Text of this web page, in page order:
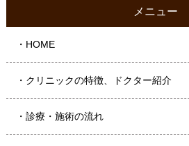
メニュー
・HOME
・クリニックの特徴、ドクター紹介
・診療・施術の流れ